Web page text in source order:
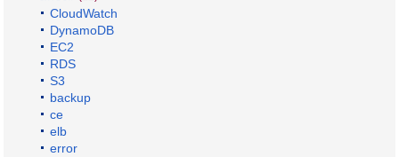
CloudWatch
DynamoDB
EC2
RDS
S3
backup
ce
elb
error